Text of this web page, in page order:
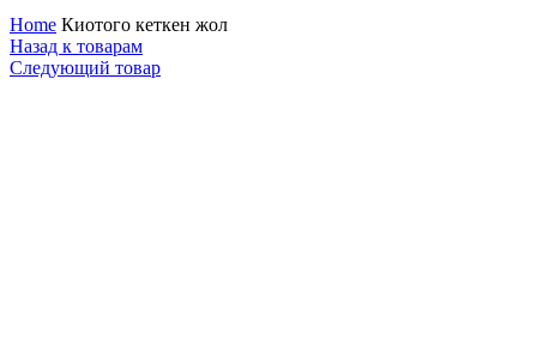
Home Киотого кеткен жол
Назад к товарам
Следующий товар